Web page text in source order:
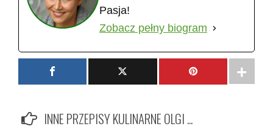
Pasja!
Zobacz pełny biogram
INNE PRZEPISY KULINARNE OLGI ...